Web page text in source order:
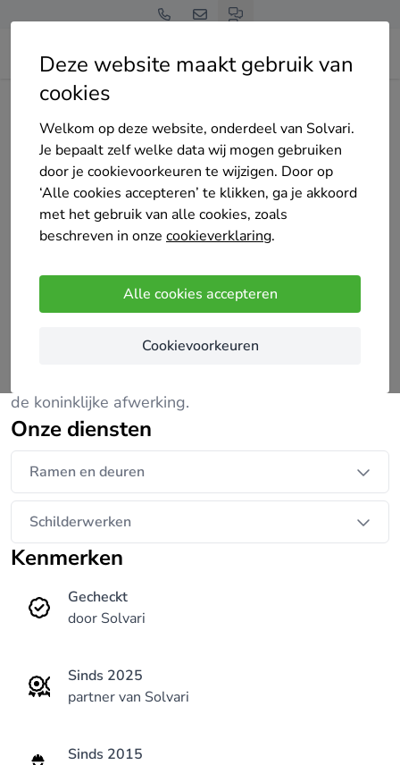
Deze website maakt gebruik van
cookies
Welkom op deze website, onderdeel van Solvari.
Je bepaalt zelf welke data wij mogen gebruiken
door je cookievoorkeuren te wijzigen. Door op
‘Alle cookies accepteren’ te klikken, ga je akkoord
met het gebruik van alle cookies, zoals
beschreven in onze cookieverklaring.
Alle cookies accepteren
Cookievoorkeuren
Home Bedrijven overzicht
Royal paint
topkwaliteit. Dankzij Airless techniek schilderen we
de koninklijke afwerking.
Onze diensten
Ramen en deuren
Schilderwerken
Kenmerken
Gecheckt
door Solvari
Sinds 2025
partner van Solvari
Sinds 2015